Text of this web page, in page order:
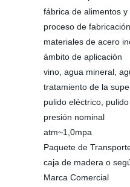
fábrica de alimentos
proceso de fabricación
materiales de acero
ámbito de aplicación
vino, agua mineral,
tratamiento de la
pulido eléctrico,
presión nominal
atm~1,0mpa
Paquete de
caja de madera o
Marca Comercial